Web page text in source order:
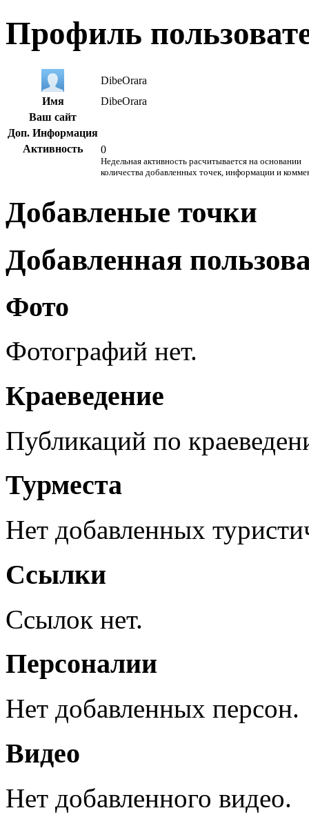
Профиль
DibeOrara
Имя
DibeOrara
Ваш сайт
Доп. Информация
Активность
0
Недельная активность расчитывается на основании
количества добавленных точек, информации и
Добавленые точки
Добавленная
Фото
Фотографий нет.
Краеведение
Публикаций по
Турместа
Нет добавленных
Ссылки
Ссылок нет.
Персоналии
Нет добавленных персон.
Видео
Нет добавленного видео.